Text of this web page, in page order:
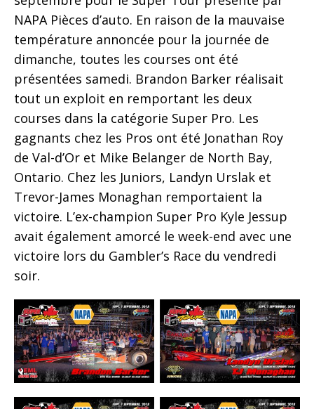
NAPA Pièces d’auto. En raison de la mauvaise
température annoncée pour la journée de
dimanche, toutes les courses ont été
présentées samedi. Brandon Barker réalisait
tout un exploit en remportant les deux
courses dans la catégorie Super Pro. Les
gagnants chez les Pros ont été Jonathan Roy
de Val-d’Or et Mike Belanger de North Bay,
Ontario. Chez les Juniors, Landyn Urslak et
Trevor-James Monaghan remportaient la
victoire. L’ex-champion Super Pro Kyle Jessup
avait également amorcé le week-end avec une
victoire lors du Gambler’s Race du vendredi
soir.